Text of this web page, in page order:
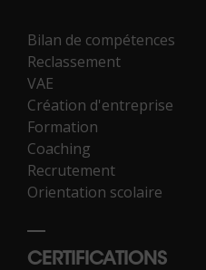
Bilan de compétences
Reclassement
VAE
Création d'entreprise
Formation
Coaching
Recrutement
Orientation scolaire
CERTIFICATIONS